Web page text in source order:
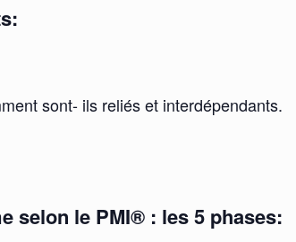
sont- ils reliés et interdépendants.
selon le PMI® : les 5 phases: